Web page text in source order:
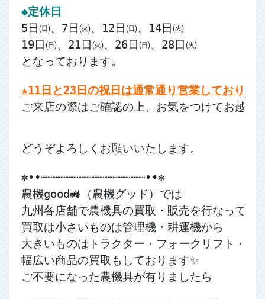
◆定休日
5日㈰、7日㈫、12日㈰、14日㈫
19日㈰、21日㈫、26日㈰、28日㈫
となっております。
★11日と23日の祝日は通常通り営業しておりま
ご来店の際はご確認の上、お気をつけてお越し
どうぞよろしくお願いいたします。
✼••┈┈┈┈┈┈┈┈┈┈┈┈┈┈┈┈••✼
農機good🚜（農機グッド）では
九州各店舗で農機具の買取・販売を行なってお
買取は小さいものは管理機・耕運機から
大きいものはトラクター・フォークリフト・ユ
幅広い商品の買取もしております✨
ご不要になった農機具が有りましたら